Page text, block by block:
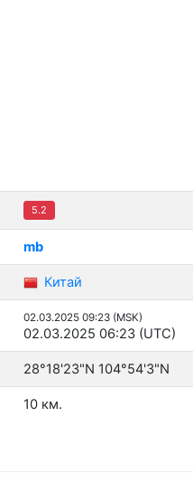
5.2
mb
Китай
02.03.2025 09:23 (MSK)
02.03.2025 06:23 (UTC)
28°18'23"N 104°54'3"N
10 км.